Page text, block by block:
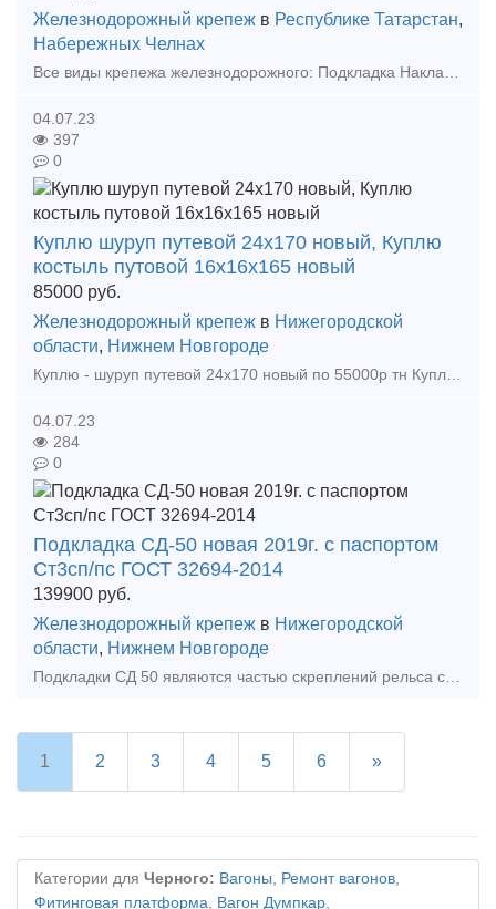
Железнодорожный крепеж в Республике Татарстан,
Набережных Челнах
04.07.23
397
0
Куплю шуруп путевой 24х170 новый, Куплю
костыль путовой 16х16х165 новый
85000 руб.
Железнодорожный крепеж в Нижегородской
области, Нижнем Новгороде
04.07.23
284
0
Подкладка СД-50 новая 2019г. с паспортом
Ст3сп/пс ГОСТ 32694-2014
139900 руб.
Железнодорожный крепеж в Нижегородской
области, Нижнем Новгороде
1 2 3 4 5 6 »
Категории для Черного: Вагоны, Ремонт вагонов,
Фитинговая платформа, Вагон Думпкар,